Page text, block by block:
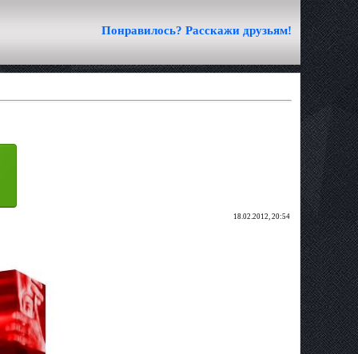
Понравилось? Расскажи друзьям!
18.02.2012, 20:54